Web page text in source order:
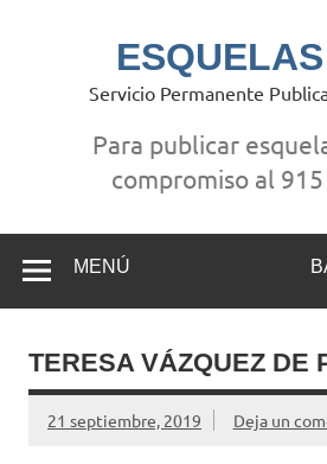
Servicio Permanente
Para publicar
compromiso al
MENÚ
TERESA VÁZQUEZ DE
21 septiembre, 2019 Deja un